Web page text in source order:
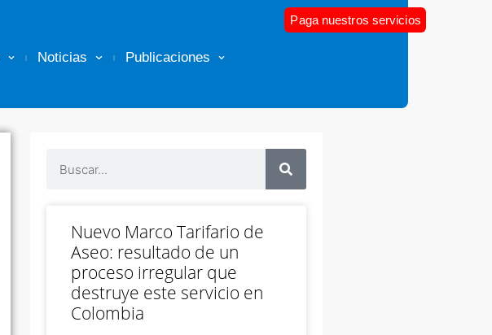
Noticias Publicaciones
Paga nuestros servicios
Nuevo Marco Tarifario de
Aseo: resultado de un
proceso irregular que
destruye este servicio en
Colombia